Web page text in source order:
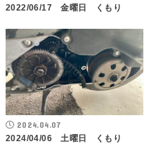
2022/06/17 金曜日 くもり
2024.04.07
2024/04/06 土曜日 くもり